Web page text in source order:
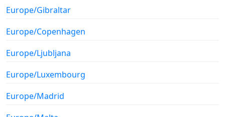
Europe/Gibraltar
Europe/Copenhagen
Europe/Ljubljana
Europe/Luxembourg
Europe/Madrid